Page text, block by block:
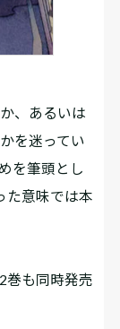
、あるいは
を迷ってい
を筆頭とし
た意味では本
巻も同時発売